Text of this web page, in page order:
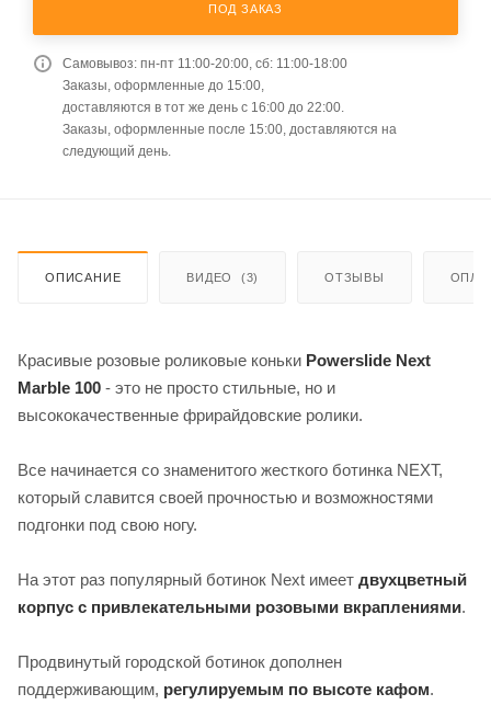
ПОД ЗАКАЗ
Самовывоз: пн-пт 11:00-20:00, сб: 11:00-18:00
Заказы, оформленные до 15:00,
доставляются в тот же день с 16:00 до 22:00.
Заказы, оформленные после 15:00, доставляются на
следующий день.
ОПИСАНИЕ ВИДЕО (3) ОТЗЫВЫ
Красивые розовые роликовые коньки Powerslide Next
Marble 100 - это не просто стильные, но и
высококачественные фрирайдовские ролики.
Все начинается со знаменитого жесткого ботинка NEXT,
который славится своей прочностью и возможностями
подгонки под свою ногу.
На этот раз популярный ботинок Next имеет двухцветный
корпус с привлекательными розовыми вкраплениями.
Продвинутый городской ботинок дополнен
поддерживающим, регулируемым по высоте кафом.